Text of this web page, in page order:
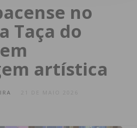
no
Taça do
artística
21 DE MAIO 2026